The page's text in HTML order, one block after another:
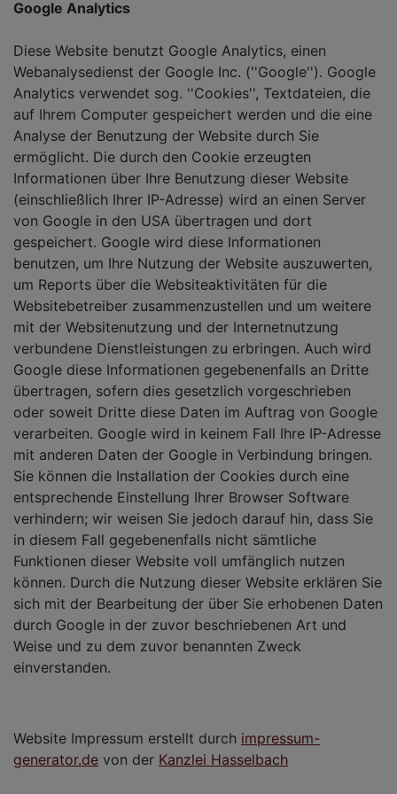
Google Analytics
Diese Website benutzt Google Analytics, einen
Webanalysedienst der Google Inc. (''Google''). Google
Analytics verwendet sog. ''Cookies'', Textdateien, die
auf Ihrem Computer gespeichert werden und die eine
Analyse der Benutzung der Website durch Sie
ermöglicht. Die durch den Cookie erzeugten
Informationen über Ihre Benutzung dieser Website
(einschließlich Ihrer IP-Adresse) wird an einen Server
von Google in den USA übertragen und dort
gespeichert. Google wird diese Informationen
benutzen, um Ihre Nutzung der Website auszuwerten,
um Reports über die Websiteaktivitäten für die
Websitebetreiber zusammenzustellen und um weitere
mit der Websitenutzung und der Internetnutzung
verbundene Dienstleistungen zu erbringen. Auch wird
Google diese Informationen gegebenenfalls an Dritte
übertragen, sofern dies gesetzlich vorgeschrieben
oder soweit Dritte diese Daten im Auftrag von Google
verarbeiten. Google wird in keinem Fall Ihre IP-Adresse
mit anderen Daten der Google in Verbindung bringen.
Sie können die Installation der Cookies durch eine
entsprechende Einstellung Ihrer Browser Software
verhindern; wir weisen Sie jedoch darauf hin, dass Sie
in diesem Fall gegebenenfalls nicht sämtliche
Funktionen dieser Website voll umfänglich nutzen
können. Durch die Nutzung dieser Website erklären Sie
sich mit der Bearbeitung der über Sie erhobenen Daten
durch Google in der zuvor beschriebenen Art und
Weise und zu dem zuvor benannten Zweck
einverstanden.
Website Impressum erstellt durch impressum-
generator.de von der Kanzlei Hasselbach